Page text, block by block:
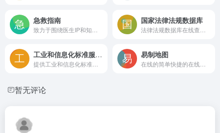
急救指南 国家法律法规数据库
工业和信息化标准服务平台 易制地图
暂无评论